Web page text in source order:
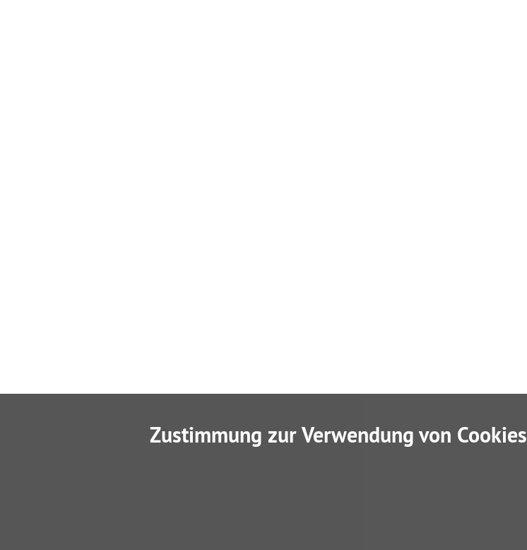
Zustimmung zur Verwendung von Cookies